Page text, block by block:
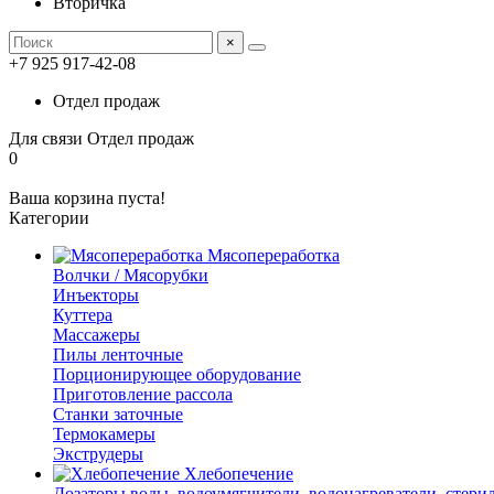
×
+7 925 917-42-08
Отдел продаж
Для связи Отдел продаж
0
Ваша корзина пуста!
Категории
Мясопереработка
Волчки / Мясорубки
Инъекторы
Куттера
Массажеры
Пилы ленточные
Порционирующее оборудование
Приготовление рассола
Станки заточные
Термокамеры
Экструдеры
Хлебопечение